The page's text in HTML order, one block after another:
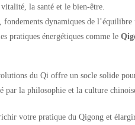
la santé et le bien-être.
, fondements dynamiques de l’équilibre
pratiques énergétiques comme le
du Qi offre un socle solide
par la philosophie et la culture
votre pratique du Qigong et